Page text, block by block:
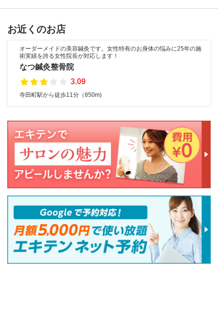
お近くのお店
オーダーメイドの美容鍼灸です。女性特有のお身体の悩みに25年の施
術実績を誇る女性院長が対応します！
なつ鍼灸整骨院
3.09
寺田町駅から徒歩11分（850m)